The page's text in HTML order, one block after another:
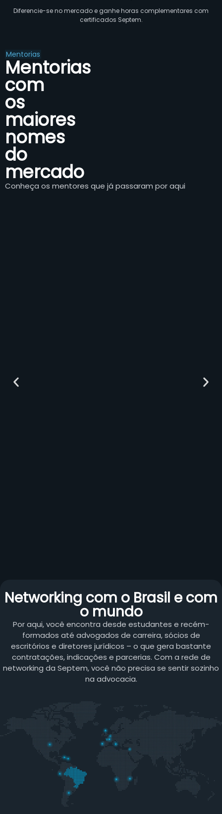
Diferencie-se no mercado e ganhe horas complementares com
certificados Septem.
Mentorias
Mentorias
com
os
maiores
nomes
do
mercado
Conheça os mentores que já passaram por aqui
Networking com o Brasil e com
o mundo
Por aqui, você encontra desde estudantes e recém-
formados até advogados de carreira, sócios de
escritórios e diretores jurídicos – o que gera bastante
contratações, indicações e parcerias. Com a rede de
networking da Septem, você não precisa se sentir sozinho
na advocacia.